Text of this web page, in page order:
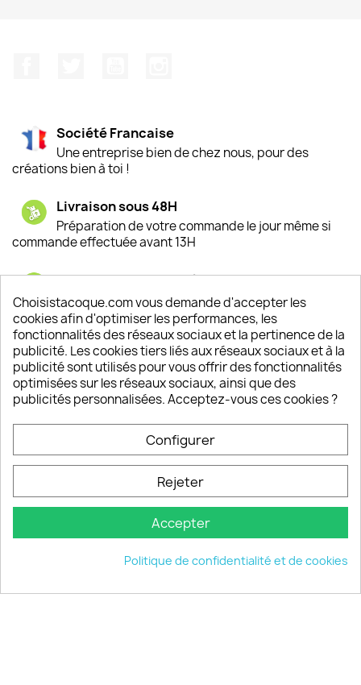
Société Francaise
Une entreprise bien de chez nous, pour des
créations bien à toi !
Livraison sous 48H
Préparation de votre commande le jour même si
commande effectuée avant 13H
Satisfaction de nos clients
Depuis 2009, entre 92% et 94% de nos clients
sont satisfaits de nos produits
Un SAV à votre écoute
Notre SAV est disponible 6/7J de 10h à 18H
keyboard_arrow_down
© 2026 - choisistacoque.com
Choisistacoque.com vous demande d'accepter les
cookies afin d'optimiser les performances, les
fonctionnalités des réseaux sociaux et la pertinence de la
publicité. Les cookies tiers liés aux réseaux sociaux et à la
publicité sont utilisés pour vous offrir des fonctionnalités
optimisées sur les réseaux sociaux, ainsi que des
publicités personnalisées. Acceptez-vous ces cookies ?
Configurer
Rejeter
Accepter
Politique de confidentialité et de cookies